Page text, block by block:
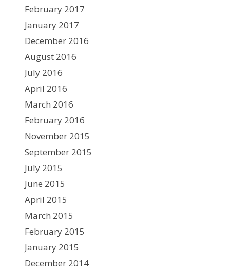
February 2017
January 2017
December 2016
August 2016
July 2016
April 2016
March 2016
February 2016
November 2015
September 2015
July 2015
June 2015
April 2015
March 2015
February 2015
January 2015
December 2014